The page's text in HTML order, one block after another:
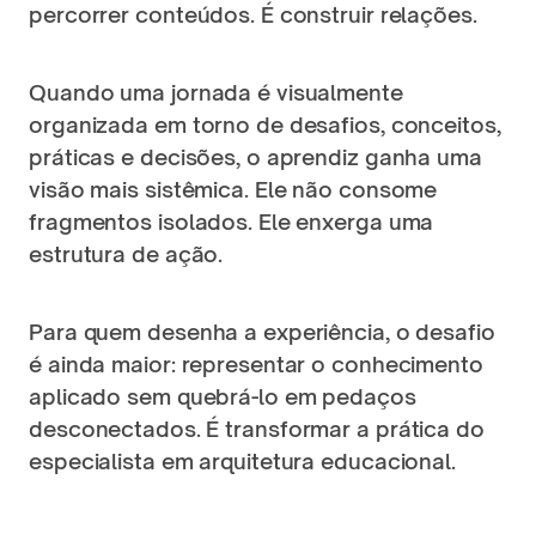
percorrer conteúdos. É construir relações.
Quando uma jornada é visualmente
organizada em torno de desafios, conceitos,
práticas e decisões, o aprendiz ganha uma
visão mais sistêmica. Ele não consome
fragmentos isolados. Ele enxerga uma
estrutura de ação.
Para quem desenha a experiência, o desafio
é ainda maior: representar o conhecimento
aplicado sem quebrá-lo em pedaços
desconectados. É transformar a prática do
especialista em arquitetura educacional.